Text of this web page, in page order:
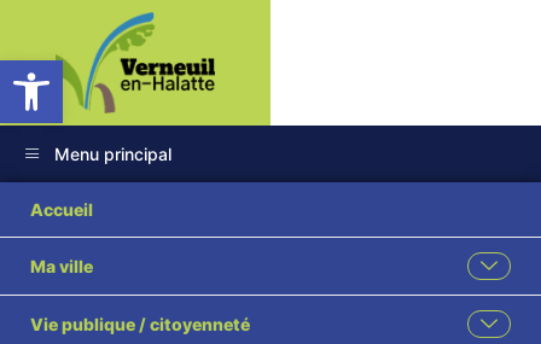
Ouvrir la barre d’outils
Menu principal
Accueil
Ma ville
Vie publique / citoyenneté
2026 55 Subvention
exceptionnelle 2026